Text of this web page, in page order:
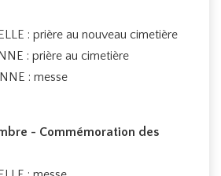
: prière au nouveau cimetière
: prière au cimetière
: messe
- Commémoration des